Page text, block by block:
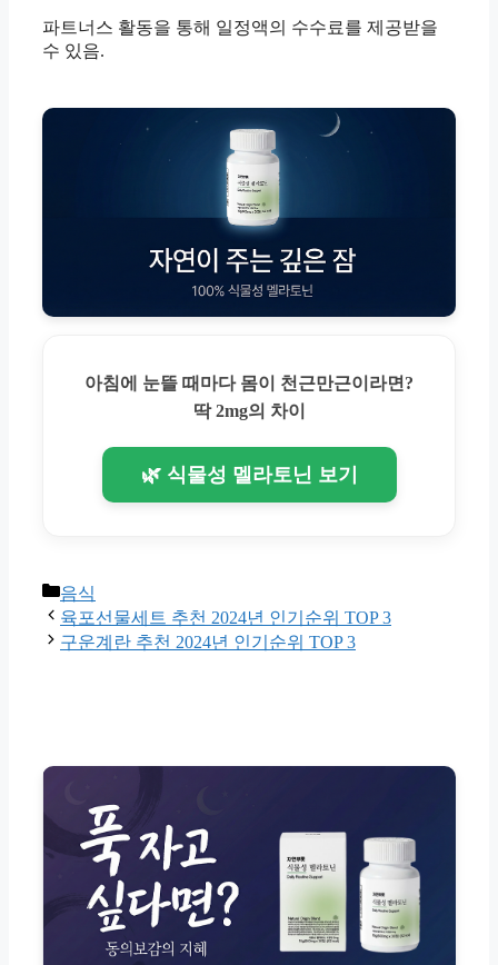
파트너스 활동을 통해 일정액의 수수료를 제공받을
수 있음.
아침에 눈뜰 때마다 몸이 천근만근이라면?
딱 2mg의 차이
🌿 식물성 멜라토닌 보기
Categories
음식
육포선물세트 추천 2024년 인기순위 TOP 3
구운계란 추천 2024년 인기순위 TOP 3